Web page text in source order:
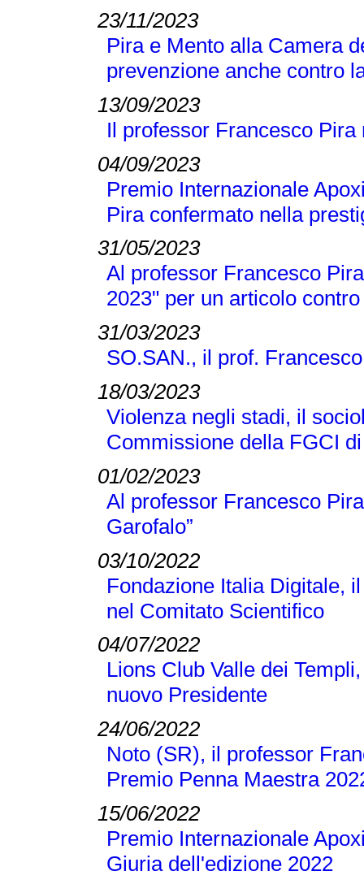
23/11/2023
Pira e Mento alla Camera
prevenzione anche contro
13/09/2023
Il professor Francesco
04/09/2023
Premio Internazionale
Pira confermato nella
31/05/2023
Al professor Francesco
2023" per un articolo
31/03/2023
SO.SAN., il prof.
18/03/2023
Violenza negli stadi, il
Commissione della FGCI
01/02/2023
Al professor Francesco
Garofalo”
03/10/2022
Fondazione Italia Digitale,
nel Comitato Scientifico
04/07/2022
Lions Club Valle dei
nuovo Presidente
24/06/2022
Noto (SR), il professor
Premio Penna Maestra
15/06/2022
Premio Internazionale
Giuria dell'edizione 2022